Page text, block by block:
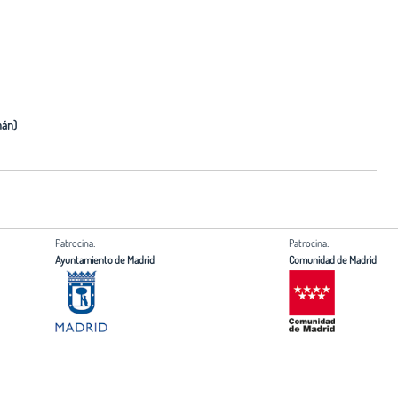
Patrocina:
Ayuntamiento de Madrid
Patrocina:
Comunidad de Madrid